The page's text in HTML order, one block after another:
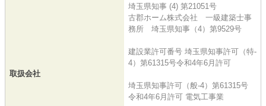
取扱会社
埼玉県知事 (4) 第21051号
古郡ホーム株式会社 一級建築士事
務所 埼玉県知事（4）第9529号
建設業許可番号 埼玉県知事許可（特-
4）第61315号令和4年6月許可
埼玉県知事許可（般-4）第61315号
令和4年6月許可 電気工事業